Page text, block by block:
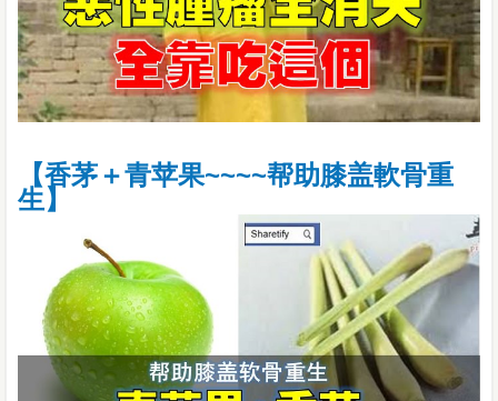
【香茅＋青苹果~~~~帮助膝盖軟骨重
生】